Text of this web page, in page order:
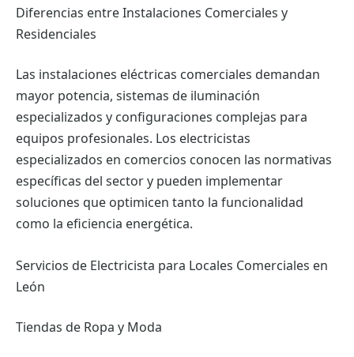
Diferencias entre Instalaciones Comerciales y
Residenciales
Las instalaciones eléctricas comerciales demandan
mayor potencia, sistemas de iluminación
especializados y configuraciones complejas para
equipos profesionales. Los electricistas
especializados en comercios conocen las normativas
específicas del sector y pueden implementar
soluciones que optimicen tanto la funcionalidad
como la eficiencia energética.
Servicios de Electricista para Locales Comerciales en
León
Tiendas de Ropa y Moda